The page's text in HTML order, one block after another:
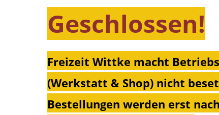
Geschlossen!
Freizeit Wittke macht
(Werkstatt & Shop) nicht
Bestellungen werden erst